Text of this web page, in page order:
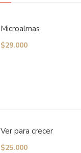
Microalmas
$29.000
Ver para crecer
$25.000